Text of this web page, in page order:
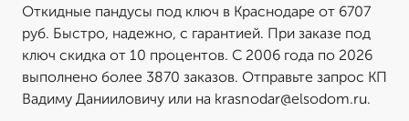
Откидные пандусы под ключ в Краснодаре от 6707
руб. Быстро, надежно, с гарантией. При заказе под
ключ скидка от 10 процентов. С 2006 года по 2026
выполнено более 3870 заказов. Отправьте запрос КП
Вадиму Данииловичу или на krasnodar@elsodom.ru.